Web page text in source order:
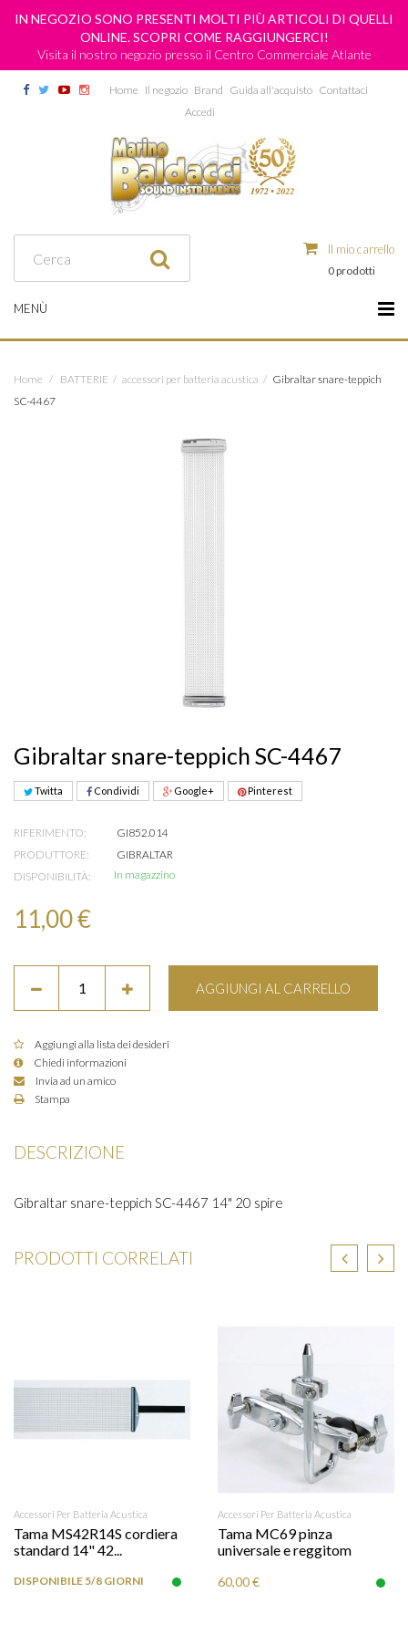
IN NEGOZIO SONO PRESENTI MOLTI PIÙ ARTICOLI DI QUELLI
ONLINE. SCOPRI COME RAGGIUNGERCI!
Visita il nostro negozio presso il Centro Commerciale Atlante
Home Il negozio Brand Guida all'acquisto Contattaci
Accedi
Il mio carrello
0 prodotti
MENÙ
Home / BATTERIE / accessori per batteria acustica / Gibraltar snare-teppich
SC-4467
Gibraltar snare-teppich SC-4467
Twitta Condividi Google+ Pinterest
RIFERIMENTO:
GI852.014
PRODUTTORE:
GIBRALTAR
DISPONIBILITÀ:
In magazzino
11,00 €
AGGIUNGI AL CARRELLO
Aggiungi alla lista dei desideri
Chiedi informazioni
Invia ad un amico
Stampa
DESCRIZIONE
Gibraltar snare-teppich SC-4467 14" 20 spire
PRODOTTI CORRELATI
Accessori Per Batteria Acustica
Tama MS42R14S cordiera
standard 14" 42...
DISPONIBILE 5/8 GIORNI
Accessori Per Batteria Acustica
Tama MC69 pinza
universale e reggitom
60,00 €